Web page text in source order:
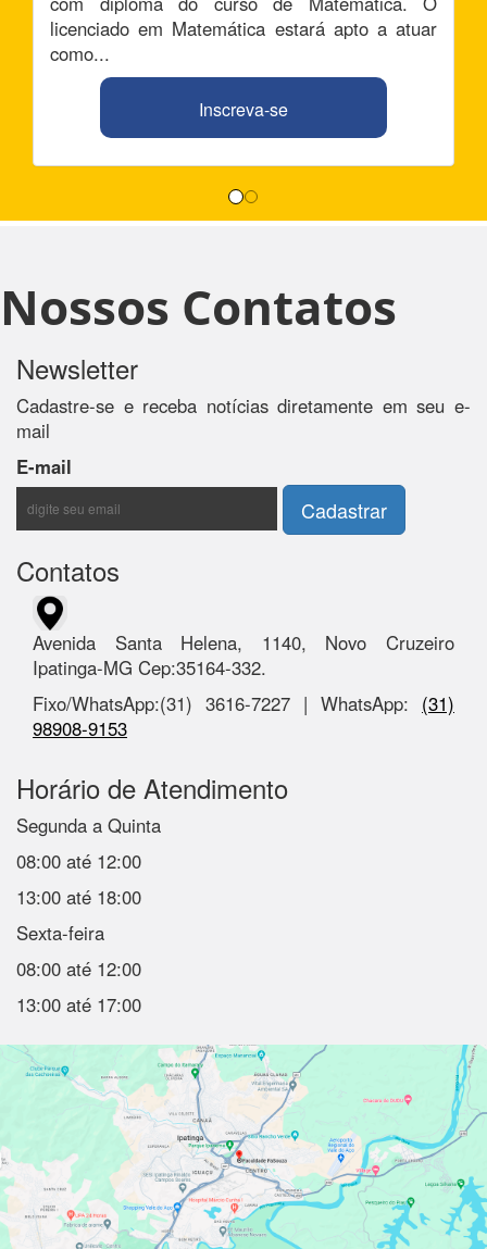
licenciado em Matemática estará apto a atuar
como...
Inscreva-se
Nossos Contatos
Newsletter
Cadastre-se e receba notícias diretamente em seu e-
mail
E-mail
Contatos
Avenida Santa Helena, 1140, Novo Cruzeiro
Ipatinga-MG Cep:35164-332.
Fixo/WhatsApp:(31) 3616-7227 | WhatsApp: (31)
98908-9153
Horário de Atendimento
Segunda a Quinta
08:00 até 12:00
13:00 até 18:00
Sexta-feira
08:00 até 12:00
13:00 até 17:00